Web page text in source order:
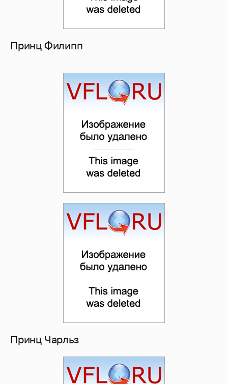
Принц Филипп
Принц Чарльз